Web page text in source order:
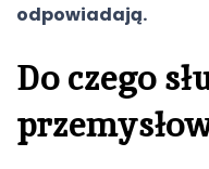
odpowiadają.
Do czego